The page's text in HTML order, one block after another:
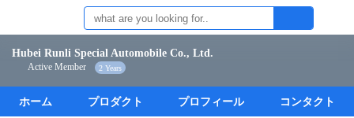
Hubei Runli Special Automobile Co., Ltd.
Active Member 2 Years
ホーム プロダクト プロフィール コンタクト